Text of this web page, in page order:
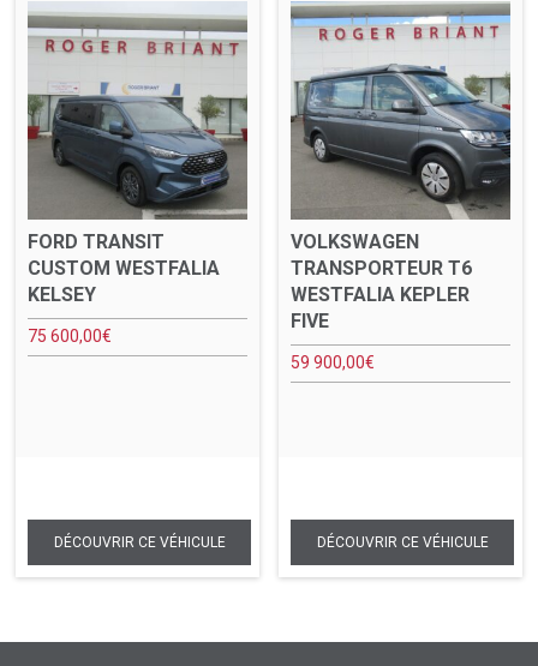
FORD TRANSIT
CUSTOM WESTFALIA
KELSEY
75 600,00€
VOLKSWAGEN
TRANSPORTEUR T6
WESTFALIA KEPLER
FIVE
59 900,00€